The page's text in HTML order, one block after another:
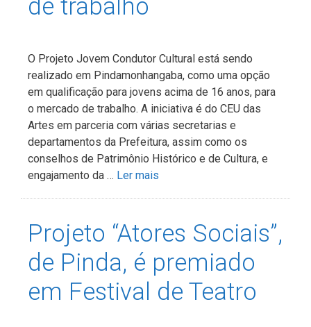
de trabalho
O Projeto Jovem Condutor Cultural está sendo
realizado em Pindamonhangaba, como uma opção
em qualificação para jovens acima de 16 anos, para
o mercado de trabalho. A iniciativa é do CEU das
Artes em parceria com várias secretarias e
departamentos da Prefeitura, assim como os
conselhos de Patrimônio Histórico e de Cultura, e
engajamento da … Ler mais
Projeto “Atores Sociais”,
de Pinda, é premiado
em Festival de Teatro